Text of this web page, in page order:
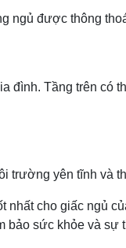
ngủ được thông
Tầng trên có
trường yên tĩnh và
cho giấc ngủ
bảo sức khỏe và sự